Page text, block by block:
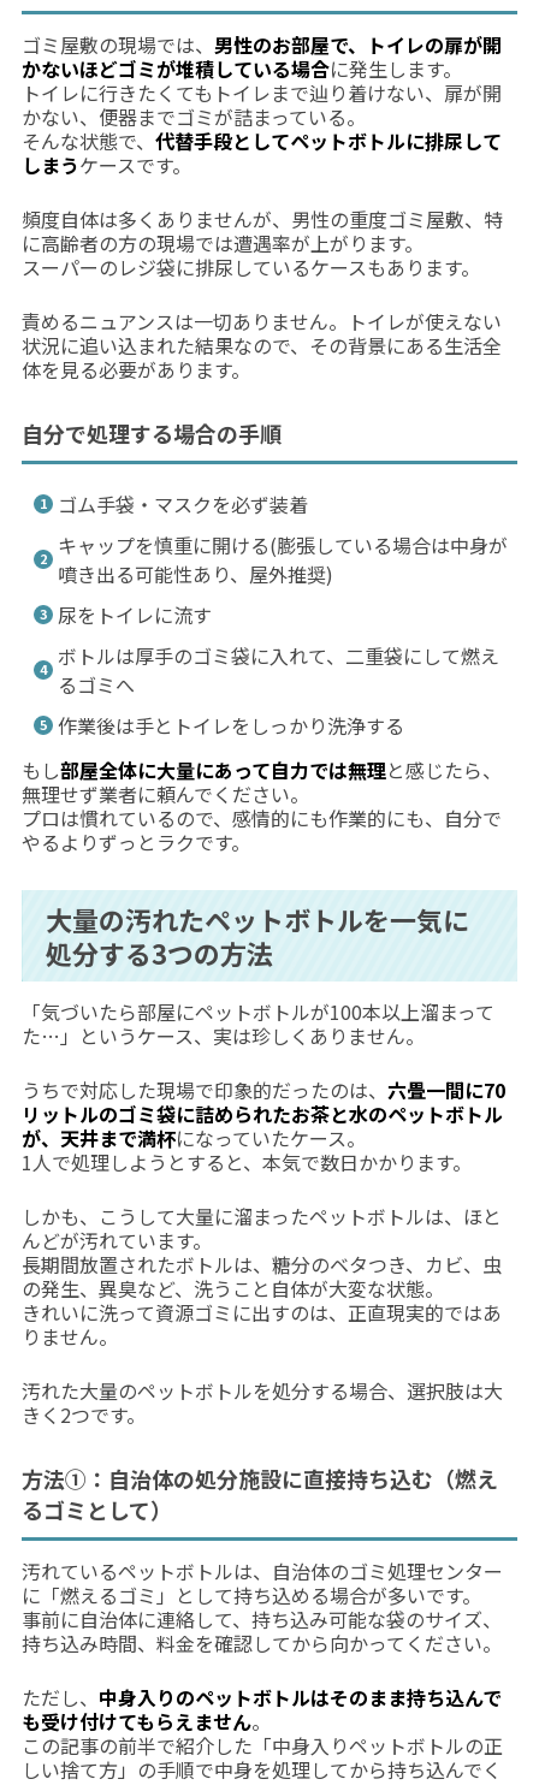
ゴミ屋敷の現場では、 男性のお部屋で、トイレの扉が開
かないほどゴミが堆積している場合に発生します。
トイレに行きたくてもトイレまで辿り着けない、扉が開
かない、便器までゴミが詰まっている。
そんな状態で、 代替手段としてペットボトルに排尿して
しまうケースです。
頻度自体は多くありませんが、男性の重度ゴミ屋敷、特
に高齢者の方の現場では遭遇率が上がります。
スーパーのレジ袋に排尿しているケースもあります。
責めるニュアンスは一切ありません。トイレが使えない
状況に追い込まれた結果なので、その背景にある生活全
体を見る必要があります。
自分で処理する場合の手順
ゴム手袋・マスクを必ず装着
キャップを慎重に開ける(膨張している場合は中身が
噴き出る可能性あり、屋外推奨)
尿をトイレに流す
ボトルは厚手のゴミ袋に入れて、二重袋にして燃え
るゴミへ
作業後は手とトイレをしっかり洗浄する
もし部屋全体に大量にあって自力では無理と感じたら、
無理せず業者に頼んでください。
プロは慣れているので、感情的にも作業的にも、自分で
やるよりずっとラクです。
大量の汚れたペットボトルを一気に
処分する3つの方法
「気づいたら部屋にペットボトルが100本以上溜まって
た…」というケース、実は珍しくありません。
うちで対応した現場で印象的だったのは、 六畳一間に70
リットルのゴミ袋に詰められたお茶と水のペットボトル
が、天井まで満杯になっていたケース。
1人で処理しようとすると、本気で数日かかります。
しかも、こうして大量に溜まったペットボトルは、ほと
んどが汚れています。
長期間放置されたボトルは、糖分のベタつき、カビ、虫
の発生、異臭など、洗うこと自体が大変な状態。
きれいに洗って資源ゴミに出すのは、正直現実的ではあ
りません。
汚れた大量のペットボトルを処分する場合、選択肢は大
きく2つです。
方法①：自治体の処分施設に直接持ち込む（燃え
るゴミとして）
汚れているペットボトルは、自治体のゴミ処理センター
に「燃えるゴミ」として持ち込める場合が多いです。
事前に自治体に連絡して、持ち込み可能な袋のサイズ、
持ち込み時間、料金を確認してから向かってください。
ただし、 中身入りのペットボトルはそのまま持ち込んで
も受け付けてもらえません。
この記事の前半で紹介した「中身入りペットボトルの正
しい捨て方」の手順で中身を処理してから持ち込んでく